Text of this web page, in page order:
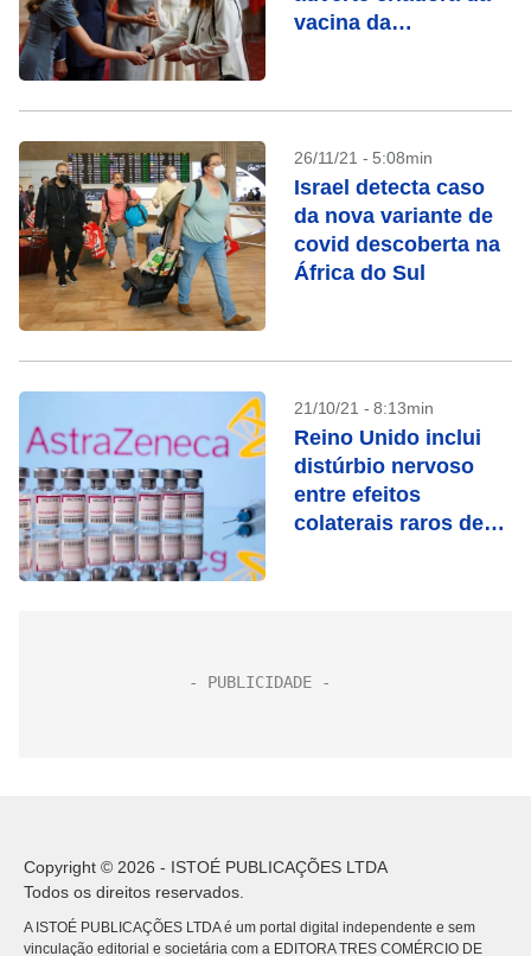
vacina da
26/11/21 - 5:08min
Israel detecta caso
da nova variante de
covid descoberta na
África do Sul
21/10/21 - 8:13min
Reino Unido inclui
distúrbio nervoso
entre efeitos
colaterais raros de
Copyright © 2026 - ISTOÉ PUBLICAÇÕES LTDA
Todos os direitos reservados.
A ISTOÉ PUBLICAÇÕES LTDA é um portal digital independente e sem
vinculação editorial e societária com a EDITORA TRES COMÉRCIO DE